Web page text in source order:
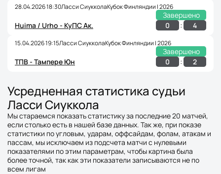
28.04.2026 18:30Ласси СиукколаКубок Финляндии | 2026
Завершено
Huima / Urho - КуПС Ак.
0 : 4
15.04.2026 19:15Ласси СиукколаКубок Финляндии | 2026
Завершено
ТПВ - Тампере Юн
0 : 2
Усредненная статистика судьи
Ласси Сиуккола
Мы стараемся показать статистику за последние 20 матчей,
если столько есть в нашей базе данных. Так же, при показе
статистики по угловым, ударам, оффсайдам, фолам, атакам и
пассам, мы исключаем из подсчета матчи с нулевыми
показателями по этим параметрам, чтобы картина была
более точной, так как эти показатели записываются не по
всем лигам